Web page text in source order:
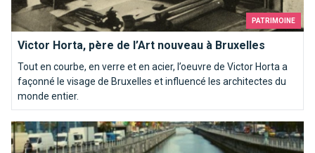
PATRIMOINE
Victor Horta, père de l’Art nouveau à Bruxelles
Tout en courbe, en verre et en acier, l’oeuvre de Victor Horta a
façonné le visage de Bruxelles et influencé les architectes du
monde entier.
La Senne coule dans nos veines